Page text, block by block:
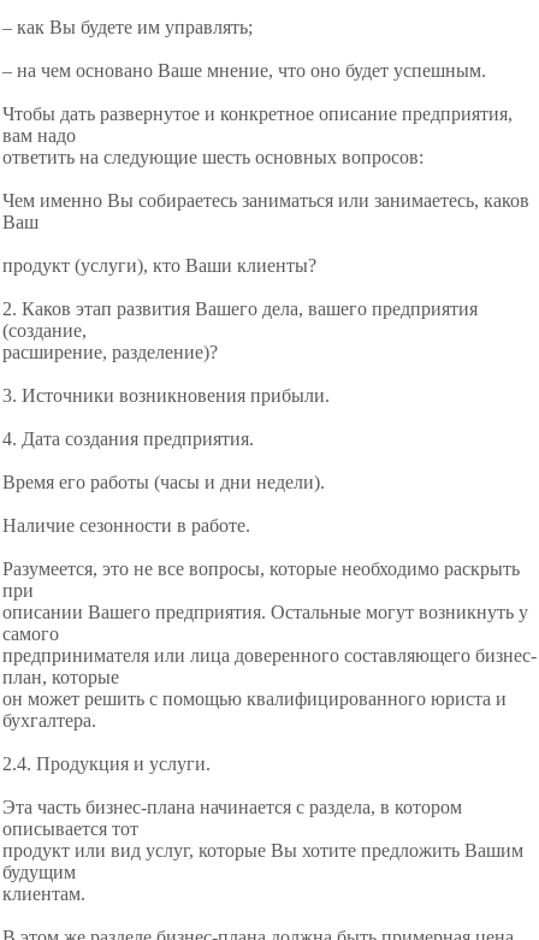
– как Вы будете им управлять;
– на чем основано Ваше мнение, что оно будет успешным.
Чтобы дать развернутое и конкретное описание предприятия,
вам надо
ответить на следующие шесть основных вопросов:
Чем именно Вы собираетесь заниматься или занимаетесь, каков
Ваш
продукт (услуги), кто Ваши клиенты?
2. Каков этап развития Вашего дела, вашего предприятия
(создание,
расширение, разделение)?
3. Источники возникновения прибыли.
4. Дата создания предприятия.
Время его работы (часы и дни недели).
Наличие сезонности в работе.
Разумеется, это не все вопросы, которые необходимо раскрыть
при
описании Вашего предприятия. Остальные могут возникнуть у
самого
предпринимателя или лица доверенного составляющего бизнес-
план, которые
он может решить с помощью квалифицированного юриста и
бухгалтера.
2.4. Продукция и услуги.
Эта часть бизнес-плана начинается с раздела, в котором
описывается тот
продукт или вид услуг, которые Вы хотите предложить Вашим
будущим
клиентам.